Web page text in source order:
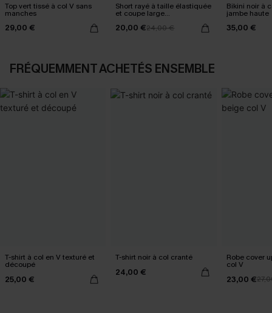
Top vert tissé à col V sans
manches
29,00 €
Short rayé à taille élastiquée
et coupe large
décontractée
20,00 €24,00 €
Bikini noir à
jambe haute
35,00 €
FRÉQUEMMENT ACHETÉS ENSEMBLE
T-shirt à col en V texturé et
découpé
25,00 €
T-shirt noir à col cranté
24,00 €
Robe cover
col V
23,00 €